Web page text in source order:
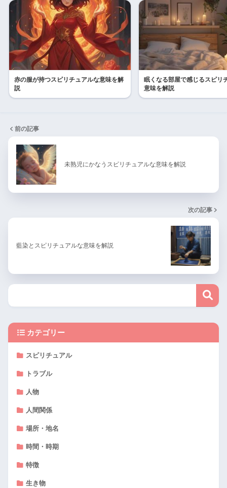
赤の服が持つスピリチュアルな意味を解
説
眠くなる部屋で感じるスピリ
意味を解説
前の記事
未熟児にかなうスピリチュアルな意味を解説
次の記事
藍染とスピリチュアルな意味を解説
カテゴリー
スピリチュアル
トラブル
人物
人間関係
場所・地名
時間・時期
特徴
生き物